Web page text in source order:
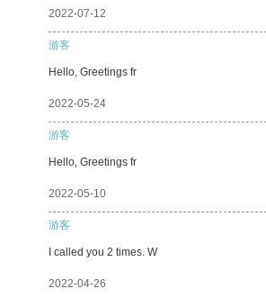
2022-07-12
游客
Hello, Greetings fr
2022-05-24
游客
Hello, Greetings fr
2022-05-10
游客
I called you 2 times. W
2022-04-26